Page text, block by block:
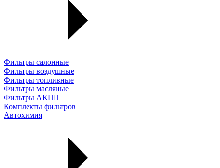
Фильтры салонные
Фильтры воздушные
Фильтры топливные
Фильтры масляные
Фильтры АКПП
Комплекты фильтров
Автохимия